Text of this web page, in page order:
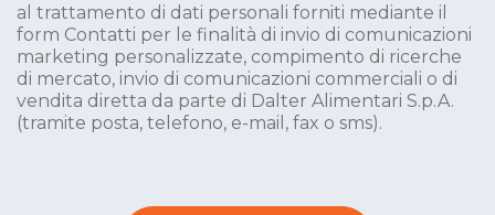
al trattamento di dati personali forniti mediante il
form Contatti per le finalità di invio di comunicazioni
marketing personalizzate, compimento di ricerche
di mercato, invio di comunicazioni commerciali o di
vendita diretta da parte di Dalter Alimentari S.p.A.
(tramite posta, telefono, e-mail, fax o sms).